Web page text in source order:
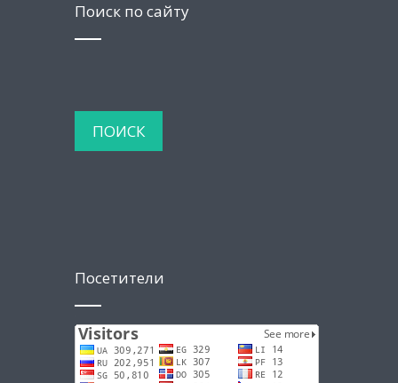
Поиск по сайту
Посетители